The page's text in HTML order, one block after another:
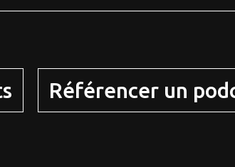
Référencer un